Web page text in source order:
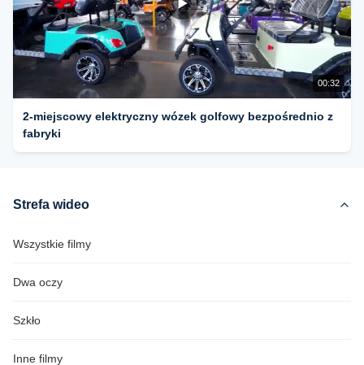
00:32
2-miejscowy elektryczny wózek golfowy bezpośrednio z
fabryki
Strefa wideo
Wszystkie filmy
Dwa oczy
Szkło
Inne filmy